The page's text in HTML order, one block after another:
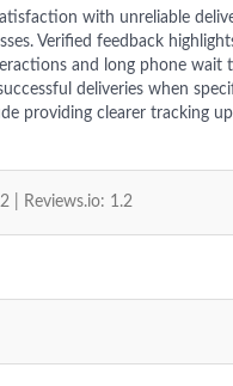
with unreliable
Verified feedback
and long phone wait
deliveries when
providing clearer tracking
| Reviews.io: 1.2